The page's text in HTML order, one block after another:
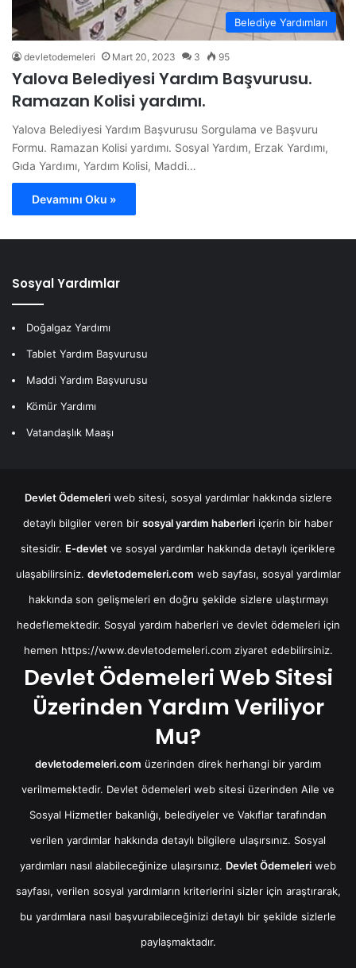
Belediye Yardımları
devletodemeleri Mart 20, 2023 3 95
Yalova Belediyesi Yardım Başvurusu.
Ramazan Kolisi yardımı.
Yalova Belediyesi Yardım Başvurusu Sorgulama ve Başvuru
Formu. Ramazan Kolisi yardımı. Sosyal Yardım, Erzak Yardımı,
Gıda Yardımı, Yardım Kolisi, Maddi…
Devamını Oku »
Sosyal Yardımlar
Doğalgaz Yardımı
Tablet Yardım Başvurusu
Maddi Yardım Başvurusu
Kömür Yardımı
Vatandaşlık Maaşı
Devlet Ödemeleriweb sitesi, sosyal yardımlar hakkında sizlere
detaylı bilgiler veren bir sosyal yardım haberleri içerin bir haber
sitesidir. E-devlet ve sosyal yardımlar hakkında detaylı içeriklere
ulaşabilirsiniz. devletodemeleri.com web sayfası, sosyal yardımlar
hakkında son gelişmeleri en doğru şekilde sizlere ulaştırmayı
hedeflemektedir. Sosyal yardım haberleri ve devlet ödemeleri için
hemen https://www.devletodemeleri.comziyaret edebilirsiniz.
Devlet Ödemeleri Web Sitesi
Üzerinden Yardım Veriliyor
Mu?
devletodemeleri.com üzerinden direk herhangi bir yardım
verilmemektedir. Devlet ödemeleri web sitesi üzerinden Aile ve
Sosyal Hizmetler bakanlığı, belediyeler ve Vakıflar tarafından
verilen yardımlar hakkında detaylı bilgilere ulaşırsınız. Sosyal
yardımları nasıl alabileceğinize ulaşırsınız. Devlet Ödemeleri web
sayfası, verilen sosyal yardımların kriterlerini sizler için araştırarak,
bu yardımlara nasıl başvurabileceğinizi detaylı bir şekilde sizlerle
paylaşmaktadır.